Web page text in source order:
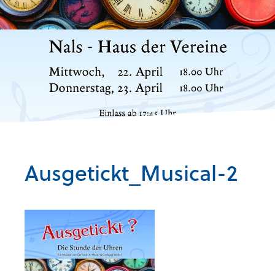
Ausgetickt_Musical-2